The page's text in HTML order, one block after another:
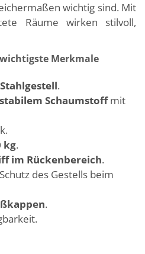
wichtig sind. Mit
Räume wirken stilvoll,
wichtigste Merkmale
Stahlgestell.
Schaumstoffmit
.
kg.
im Rückenbereich.
des Gestells beim
.